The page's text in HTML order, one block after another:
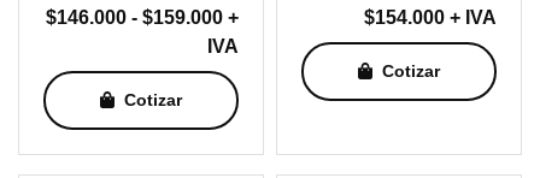
$146.000 - $159.000Rango
de
precios:
desde
$146.000
hasta
+
IVA
Cotizar
$154.000 + IVA
Cotizar